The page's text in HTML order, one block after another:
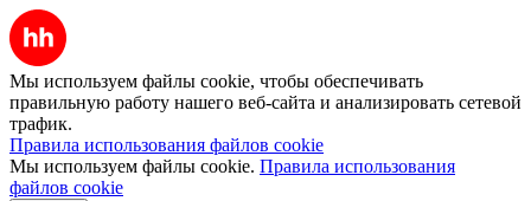
Мы используем файлы cookie, чтобы обеспечивать
правильную работу нашего веб-сайта и анализировать сетевой
трафик.
Правила использования файлов cookie
Мы используем файлы cookie. Правила использования
файлов cookie